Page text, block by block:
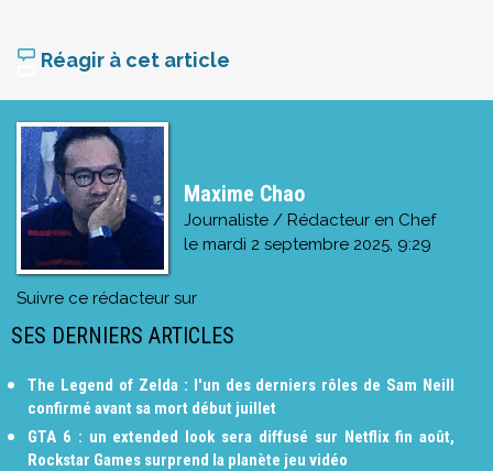
Réagir à cet article
Maxime Chao
Journaliste / Rédacteur en Chef
le mardi 2 septembre 2025, 9:29
Suivre ce rédacteur sur
SES DERNIERS ARTICLES
The Legend of Zelda : l'un des derniers rôles de Sam Neill
confirmé avant sa mort début juillet
GTA 6 : un extended look sera diffusé sur Netflix fin août,
Rockstar Games surprend la planète jeu vidéo